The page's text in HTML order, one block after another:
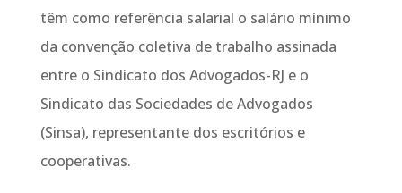
têm como referência salarial o salário mínimo
da convenção coletiva de trabalho assinada
entre o Sindicato dos Advogados-RJ e o
Sindicato das Sociedades de Advogados
(Sinsa), representante dos escritórios e
cooperativas.